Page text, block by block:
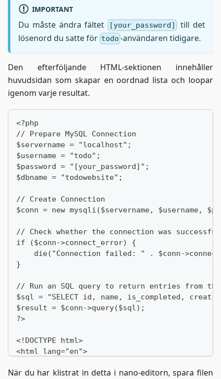
IMPORTANT
Du måste ändra fältet [your_password]
till det
lösenord du satte för todo -användaren tidigare.
Den efterföljande HTML-sektionen innehåller
huvudsidan som skapar en oordnad lista och loopar
igenom varje resultat.
<?php
// Prepare MySQL Connection
$servername = "localhost";
$username = "todo";
$password = "[your_password]";
$dbname = "todowebsite";
// Create Connection
$conn = new mysqli($servername, $username,
// Check whether the connection was
if ($conn->connect_error) {
die("Connection failed: " . $conn-
}
// Run an SQL query to return entries from
$sql = "SELECT id, name, is_completed,
$result = $conn->query($sql);
?>
<!DOCTYPE html>
<html lang="en">
      <meta charset="UTF--8">
När du har klistrat in detta i nano-editorn, spara filen